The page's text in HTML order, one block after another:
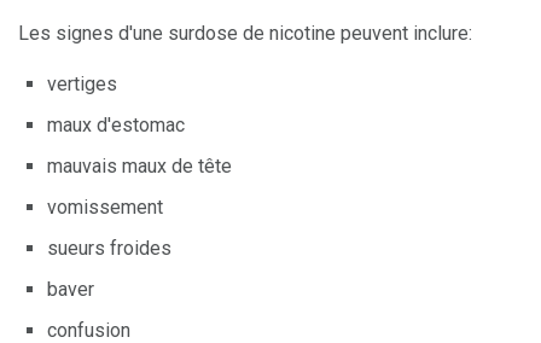
Les signes d'une surdose de nicotine peuvent inclure:
vertiges
maux d'estomac
mauvais maux de tête
vomissement
sueurs froides
baver
confusion